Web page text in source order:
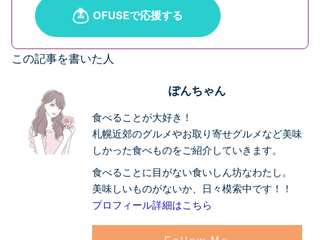
この記事を書いた人
ぽんちゃん
食べることが大好き！
札幌近郊のグルメやお取り寄せグルメなど美味
しかった食べものをご紹介していきます。
食べることに目がない食いしん坊なわたし。
美味しいものがないか、日々模索中です！！
プロフィール詳細はこちら